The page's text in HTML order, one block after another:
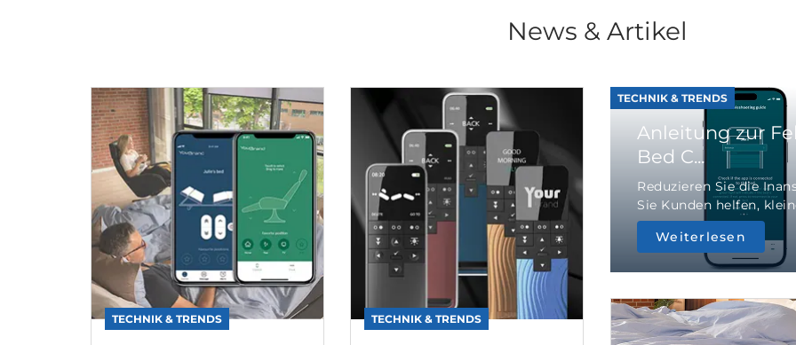
News & Artikel
TECHNIK & TRENDS TECHNIK & TRENDS
TECHNIK & TRENDS
Anleitung zur
Bed C...
Reduzieren Sie die
Sie Kunden helfen,
Weiterlesen